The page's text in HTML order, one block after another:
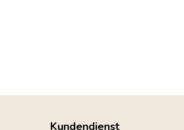
Kundendienst